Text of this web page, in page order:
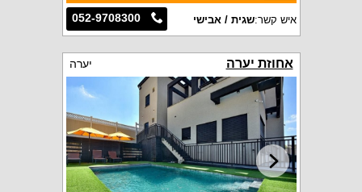
052-9708300 איש קשר:שגית / אבישי
אחוזת יערה יערה